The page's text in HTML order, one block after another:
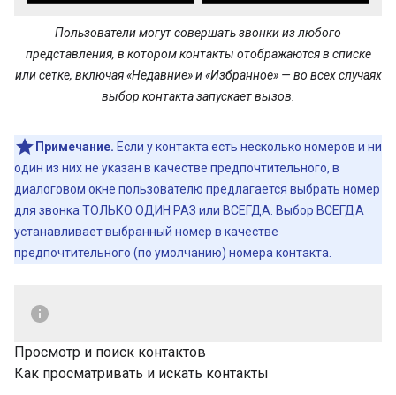
Пользователи могут совершать звонки из любого
представления, в котором контакты отображаются в списке
или сетке, включая «Недавние» и «Избранное» — во всех случаях
выбор контакта запускает вызов.
Примечание. Если у контакта есть несколько номеров и ни
один из них не указан в качестве предпочтительного, в
диалоговом окне пользователю предлагается выбрать номер
для звонка ТОЛЬКО ОДИН РАЗ или ВСЕГДА. Выбор ВСЕГДА
устанавливает выбранный номер в качестве
предпочтительного (по умолчанию) номера контакта.
Просмотр и поиск контактов
Как просматривать и искать контакты